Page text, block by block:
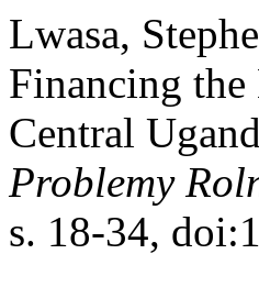
Lwasa,
Financing
Central
Problemy
s. 18-34,